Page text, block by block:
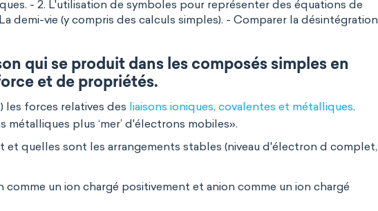
- 2. L'utilisation de symboles pour représenter des équations de
demi-vie (y compris des calculs simples). - Comparer la désintégration
qui se produit dans les composés simples en
et de propriétés.
les forces relatives des liaisons ioniques, covalentes et métalliques.
métalliques plus ‘mer’ d'électrons mobiles».
et quelles sont les arrangements stables (niveau d'électron d complet,
un ion chargé positivement et anion comme un ion chargé